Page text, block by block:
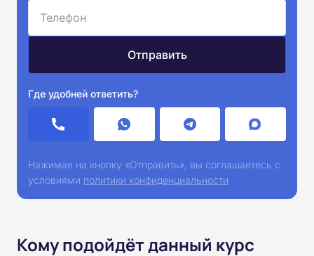
Где удобней ответить?
Нажимая на кнопку «Отправить», вы соглашаетесь с
условиями политики конфиденциальности
Кому подойдёт данный курс